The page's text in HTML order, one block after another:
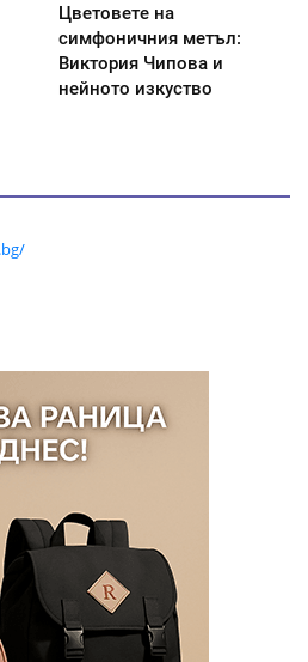
Цветовете на
симфоничния метъл:
Виктория Чипова и
нейното изкуство